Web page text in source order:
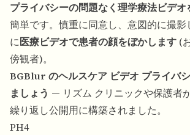
プライバシーの問題なく理学療法ビデ
簡単です。慎重に同意し、意図的に撮
に医療ビデオで患者の顔をぼかします (
傍観者)。
BGBlur のヘルスケア ビデオ プライバ
ましょう — リズム クリニックや保護者
繰り返し公開用に構築されました。
PH4